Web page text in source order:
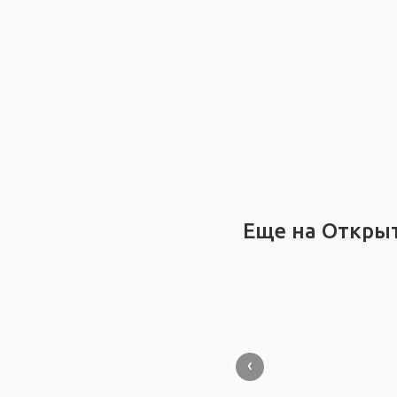
Еще на
‹